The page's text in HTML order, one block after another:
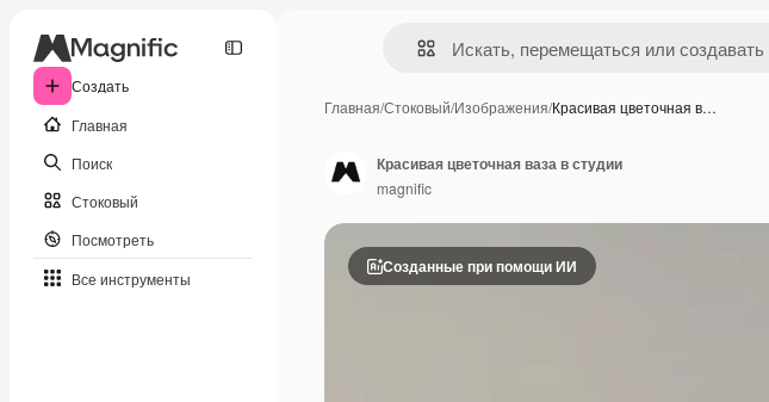
Создать
Главная
Поиск
Стоковый
Посмотреть
Все инструменты
Главная/Стоковый/Изображения/Красивая цветочная в…
Созданные при помощи ИИ
Красивая цветочная ваза в студии
magnific